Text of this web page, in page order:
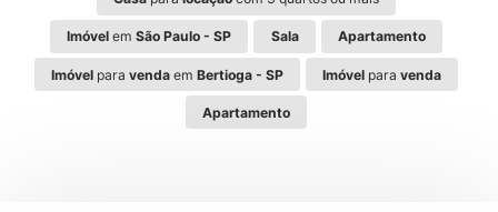
Imóvel emSão Paulo - SP Sala Apartamento
Imóvelpara vendaem Bertioga - SP Imóvel paravenda
Apartamento